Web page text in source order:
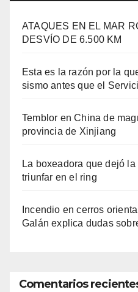
ATAQUES EN EL MAR
DESVÍO DE 6.500 KM
Esta es la razón por la
sismo antes que el
Temblor en China de
provincia de Xinjiang
La boxeadora que dejó
triunfar en el ring​
Incendio en cerros
Galán explica dudas
Comentarios